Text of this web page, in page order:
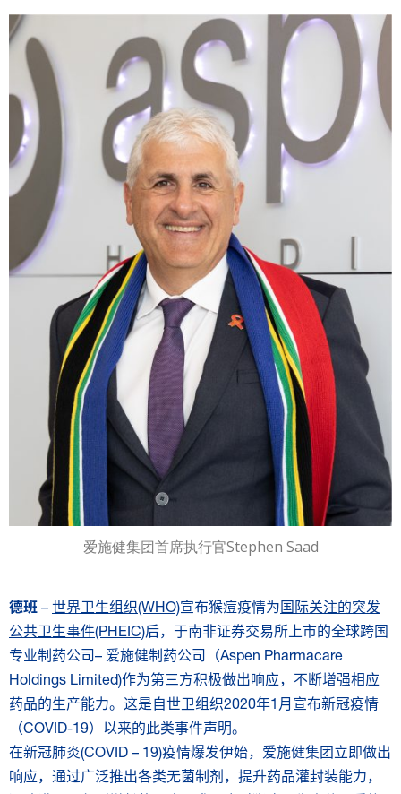
爱施健集团首席执行官Stephen Saad
德班 – 世界卫生组织(WHO)宣布猴痘疫情为国际关注的突发
公共卫生事件(PHEIC)后，于南非证券交易所上市的全球跨国
专业制药公司– 爱施健制药公司（Aspen Pharmacare
Holdings Limited)作为第三方积极做出响应，不断增强相应
药品的生产能力。这是自世卫组织2020年1月宣布新冠疫情
（COVID-19）以来的此类事件声明。
在新冠肺炎(COVID – 19)疫情爆发伊始，爱施健集团立即做出
响应，通过广泛推出各类无菌制剂，提升药品灌封装能力，